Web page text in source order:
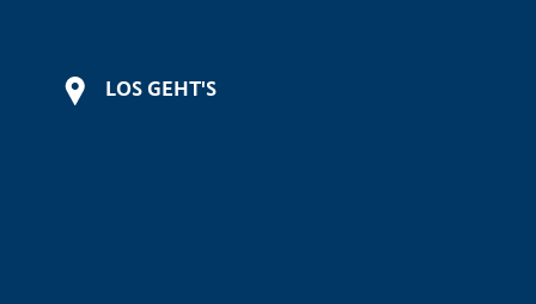
LOS GEHT'S